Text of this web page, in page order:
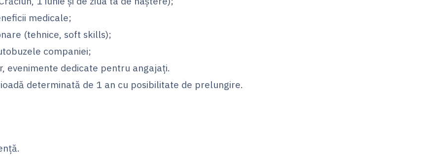
medicale;
(tehnice, soft skills);
companiei;
dedicate pentru angajați.
determinată de 1 an cu posibilitate de prelungire.